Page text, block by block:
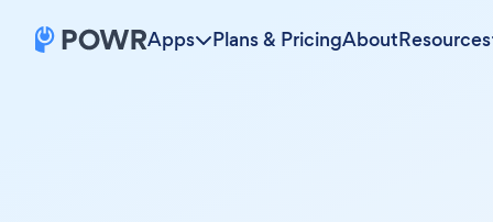
Apps Plans & PricingAboutResources